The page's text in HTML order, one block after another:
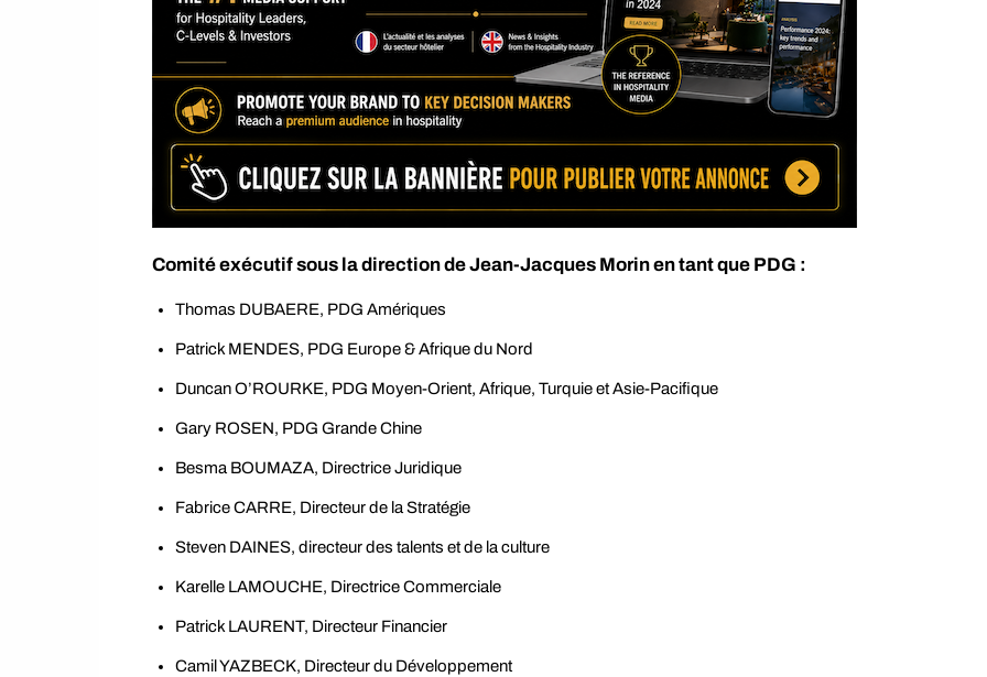
Comité exécutif sous la direction de Jean-Jacques Morin en tant que PDG :
Thomas DUBAERE, PDG Amériques
Patrick MENDES, PDG Europe & Afrique du Nord
Duncan O’ROURKE, PDG Moyen-Orient, Afrique, Turquie et Asie-Pacifique
Gary ROSEN, PDG Grande Chine
Besma BOUMAZA, Directrice Juridique
Fabrice CARRE, Directeur de la Stratégie
Steven DAINES, directeur des talents et de la culture
Karelle LAMOUCHE, Directrice Commerciale
Patrick LAURENT, Directeur Financier
Camil YAZBECK, Directeur du Développement